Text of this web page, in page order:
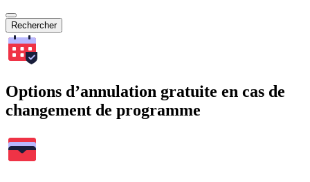
Rechercher
Options d’annulation gratuite en cas de
changement de programme